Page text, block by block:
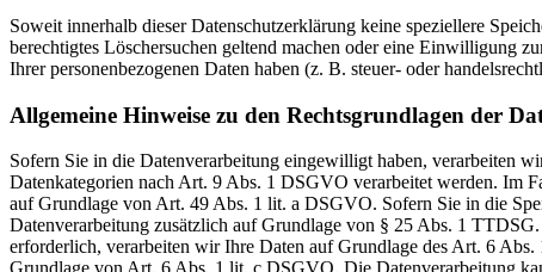
Soweit innerhalb dieser Datenschutzerklärung keine speziellere
berechtigtes Löschersuchen geltend machen oder eine Einwilligung
Ihrer personenbezogenen Daten haben (z. B. steuer- oder
Allgemeine Hinweise zu den Rechtsgrundlagen der
Sofern Sie in die Datenverarbeitung eingewilligt haben, verarbeiten
Datenkategorien nach Art. 9 Abs. 1 DSGVO verarbeitet werden. Im
auf Grundlage von Art. 49 Abs. 1 lit. a DSGVO. Sofern Sie in die
Datenverarbeitung zusätzlich auf Grundlage von § 25 Abs. 1
erforderlich, verarbeiten wir Ihre Daten auf Grundlage des Art. 6